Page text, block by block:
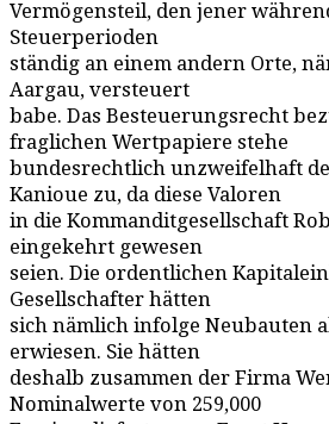
Vermögensteil, den jener
Steuerperioden
ständig an einem andern Orte,
Aargau, versteuert
babe. Das Besteuerungsrecht
fraglichen Wertpapiere stehe
bundesrechtlich unzweifelhaft
Kanioue zu, da diese Valoren
in die Kommanditgesellschaft
eingekehrt gewesen
seien. Die ordentlichen
Gesellschafter hätten
sich nämlich infolge Neubauten
erwiesen. Sie hätten
deshalb zusammen der Firma
Nominalwerte von 259,000